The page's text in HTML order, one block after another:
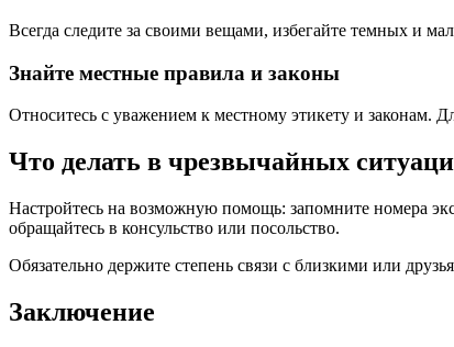
Всегда следите за своими вещами, избегайте темных и
Знайте местные правила и законы
Относитесь с уважением к местному этикету и законам.
Что делать в чрезвычайных
Настройтесь на возможную помощь: запомните номера
обращайтесь в консульство или посольство.
Обязательно держите степень связи с близкими или
Заключение